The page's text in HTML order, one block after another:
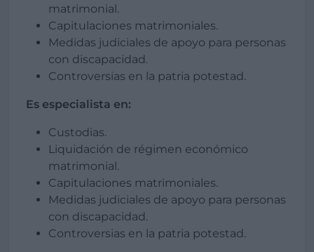
matrimonial.
Capitulaciones matrimoniales.
Medidas judiciales de apoyo para personas
con discapacidad.
Controversias en la patria potestad.
Es especialista en:
Custodias.
Liquidación de régimen económico
matrimonial.
Capitulaciones matrimoniales.
Medidas judiciales de apoyo para personas
con discapacidad.
Controversias en la patria potestad.